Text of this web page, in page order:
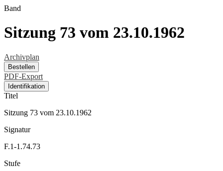
Band
Sitzung 73 vom 23.10.1962
Archivplan
Bestellen
PDF-Export
Identifikation
Titel
Sitzung 73 vom 23.10.1962
Signatur
F.1-1.74.73
Stufe